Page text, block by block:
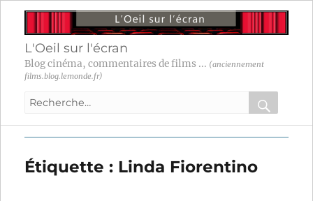
L'Oeil sur l'écran
Blog cinéma, commentaires de films ... (anciennement
films.blog.lemonde.fr)
Recherche
:
OK
Étiquette : Linda Fiorentino